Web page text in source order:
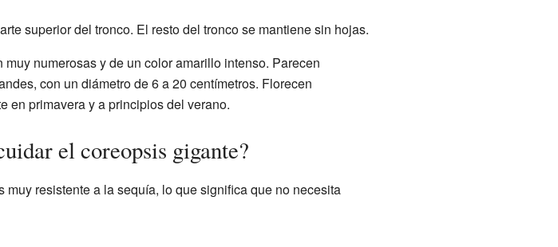
superior del tronco. El resto del tronco se mantiene sin hojas.
muy numerosas y de un color amarillo intenso. Parecen
con un diámetro de 6 a 20 centímetros. Florecen
en primavera y a principios del verano.
el coreopsis gigante?
muy resistente a la sequía, lo que significa que no necesita